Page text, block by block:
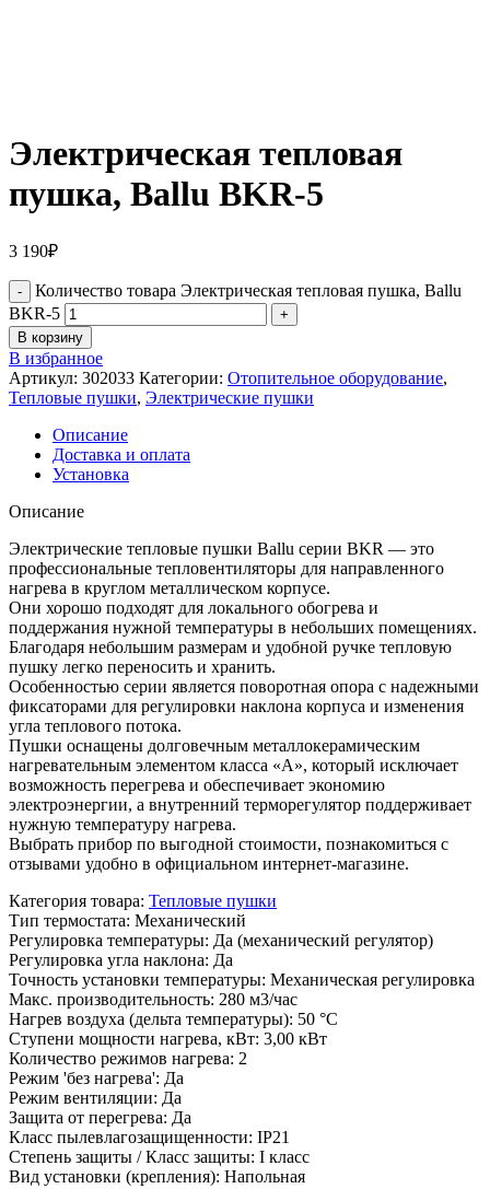
Электрическая тепловая
пушка, Ballu BKR-5
3 190₽
Количество товара Электрическая тепловая пушка, Ballu
BKR-5
В корзину
В избранное
Артикул: 302033 Категории: Отопительное оборудование,
Тепловые пушки, Электрические пушки
Описание
Доставка и оплата
Установка
Описание
Электрические тепловые пушки Ballu серии BKR — это
профессиональные тепловентиляторы для направленного
нагрева в круглом металлическом корпусе.
Они хорошо подходят для локального обогрева и
поддержания нужной температуры в небольших помещениях.
Благодаря небольшим размерам и удобной ручке тепловую
пушку легко переносить и хранить.
Особенностью серии является поворотная опора с надежными
фиксаторами для регулировки наклона корпуса и изменения
угла теплового потока.
Пушки оснащены долговечным металлокерамическим
нагревательным элементом класса «А», который исключает
возможность перегрева и обеспечивает экономию
электроэнергии, а внутренний терморегулятор поддерживает
нужную температуру нагрева.
Выбрать прибор по выгодной стоимости, познакомиться с
отзывами удобно в официальном интернет-магазине.
Категория товара: Тепловые пушки
Тип термостата: Механический
Регулировка температуры: Да (механический регулятор)
Регулировка угла наклона: Да
Точность установки температуры: Механическая регулировка
Макс. производительность: 280 м3/час
Нагрев воздуха (дельта температуры): 50 °С
Ступени мощности нагрева, кВт: 3,00 кВт
Количество режимов нагрева: 2
Режим 'без нагрева': Да
Режим вентиляции: Да
Защита от перегрева: Да
Класс пылевлагозащищенности: IP21
Степень защиты / Класс защиты: I класс
Вид установки (крепления): Напольная